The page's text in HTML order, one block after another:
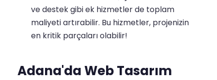
ve destek gibi ek hizmetler de toplam
maliyeti artırabilir. Bu hizmetler, projenizin
en kritik parçaları olabilir!
Adana'da Web Tasarım